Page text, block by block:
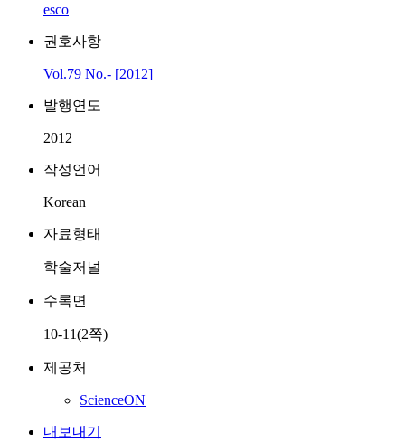
esco
권호사항
Vol.79 No.- [2012]
발행연도
2012
작성언어
Korean
자료형태
학술저널
수록면
10-11(2쪽)
제공처
ScienceON
내보내기